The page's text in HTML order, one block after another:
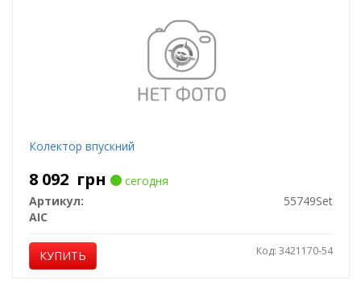
Колектор впускний
8 092 грн
сегодня
Артикул:
55749Set
AIC
КУПИТЬ Код: 3421170-54